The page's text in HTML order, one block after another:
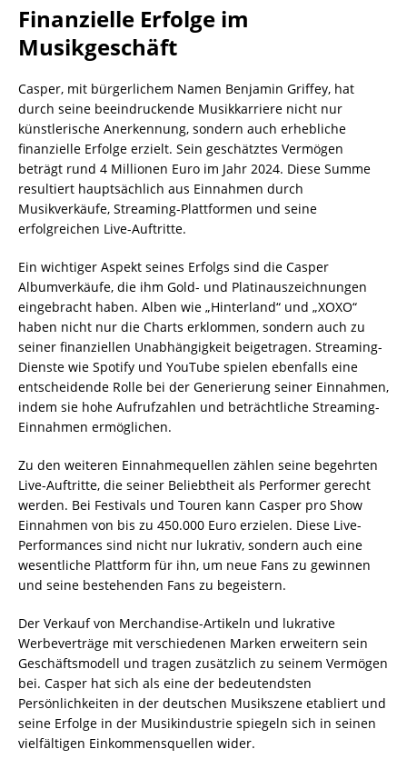
Finanzielle Erfolge im
Musikgeschäft
Casper, mit bürgerlichem Namen Benjamin Griffey, hat
durch seine beeindruckende Musikkarriere nicht nur
künstlerische Anerkennung, sondern auch erhebliche
finanzielle Erfolge erzielt. Sein geschätztes Vermögen
beträgt rund 4 Millionen Euro im Jahr 2024. Diese Summe
resultiert hauptsächlich aus Einnahmen durch
Musikverkäufe, Streaming-Plattformen und seine
erfolgreichen Live-Auftritte.
Ein wichtiger Aspekt seines Erfolgs sind die Casper
Albumverkäufe, die ihm Gold- und Platinauszeichnungen
eingebracht haben. Alben wie „Hinterland“ und „XOXO“
haben nicht nur die Charts erklommen, sondern auch zu
seiner finanziellen Unabhängigkeit beigetragen. Streaming-
Dienste wie Spotify und YouTube spielen ebenfalls eine
entscheidende Rolle bei der Generierung seiner Einnahmen,
indem sie hohe Aufrufzahlen und beträchtliche Streaming-
Einnahmen ermöglichen.
Zu den weiteren Einnahmequellen zählen seine begehrten
Live-Auftritte, die seiner Beliebtheit als Performer gerecht
werden. Bei Festivals und Touren kann Casper pro Show
Einnahmen von bis zu 450.000 Euro erzielen. Diese Live-
Performances sind nicht nur lukrativ, sondern auch eine
wesentliche Plattform für ihn, um neue Fans zu gewinnen
und seine bestehenden Fans zu begeistern.
Der Verkauf von Merchandise-Artikeln und lukrative
Werbeverträge mit verschiedenen Marken erweitern sein
Geschäftsmodell und tragen zusätzlich zu seinem Vermögen
bei. Casper hat sich als eine der bedeutendsten
Persönlichkeiten in der deutschen Musikszene etabliert und
seine Erfolge in der Musikindustrie spiegeln sich in seinen
vielfältigen Einkommensquellen wider.